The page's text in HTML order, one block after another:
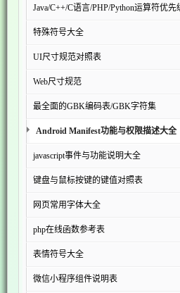
Java/C++/C语言/PHP/Python运算符优
特殊符号大全
UI尺寸规范对照表
Web尺寸规范
最全面的GBK编码表/GBK字符集
Android Manifest功能与权限描述大全
javascript事件与功能说明大全
键盘与鼠标按键的键值对照表
网页常用字体大全
php在线函数参考表
表情符号大全
微信小程序组件说明表